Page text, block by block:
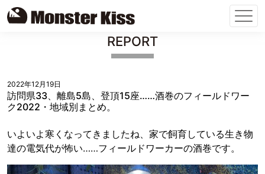
REPORT
2022年12月19日
訪問県33、離島5島、登頂15座……酒巻のフィールドワー
ク2022・地域別まとめ。
いよいよ寒くなってきましたね、家で飼育している生き物
達の電気代が怖い……フィールドワーカーの酒巻です。